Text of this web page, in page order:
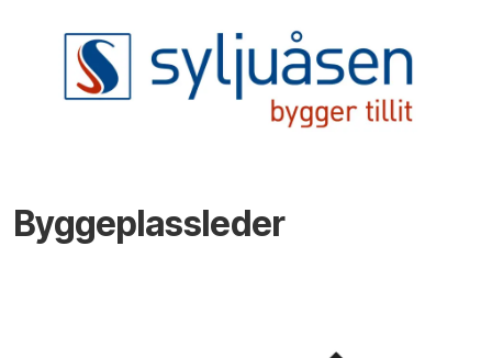
Byggeplassleder